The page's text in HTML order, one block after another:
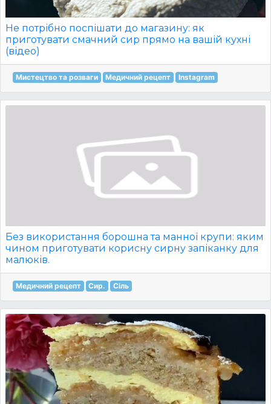
Не потрібно поспішати до магазину: як
приготувати смачний сир прямо на вашій кухні
(відео)
Мистецтво та розваги Медичний рецепт Instagram
Без використання борошна та манної крупи: яким
чином приготувати корисну сирну запіканку для
малюків.
Медичний рецепт Сир. Сіль